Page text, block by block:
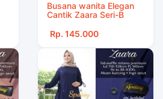
Busana wanita Elegan
Cantik Zaara Seri-B
Rp. 145.000